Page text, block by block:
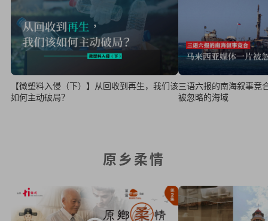
【微塑料入侵（下）】从回收到再生，我们该
如何主动破局？
三语六报的南海叙事竞
被忽略的海域
原乡柔情